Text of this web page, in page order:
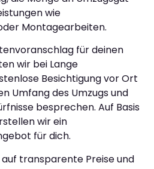
wie
Montagearbeiten.
für deinen
wir bei Lange
Besichtigung vor Ort
Umfang des Umzugs und
besprechen. Auf Basis
wir ein
für dich.
transparente Preise und